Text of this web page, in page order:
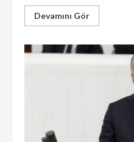
Devamını Gör